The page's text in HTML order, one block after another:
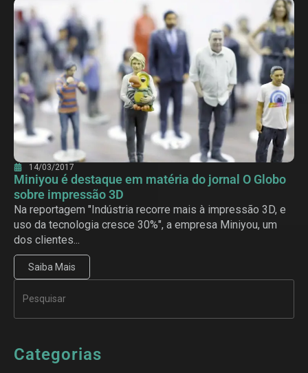
14/03/2017
Miniyou é destaque em matéria do jornal O Globo
sobre impressão 3D
Na reportagem "Indústria recorre mais à impressão 3D, e
uso da tecnologia cresce 30%", a empresa Miniyou, um
dos clientes...
Saiba Mais
Categorias